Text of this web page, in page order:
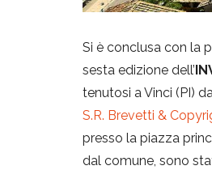
Si è conclusa con la
sesta edizione dell’
tenutosi a Vinci (PI)
S.R. Brevetti &
presso la piazza
dal comune, sono